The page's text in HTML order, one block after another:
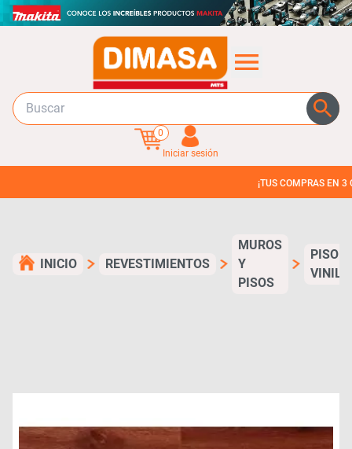
0
Iniciar sesión
¡TUS COMPRAS EN 3 CUOTAS SIN
INICIO REVESTIMIENTOS
MUROS
Y
PISOS
PISO